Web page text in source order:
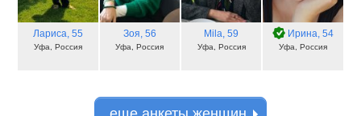
Лариса, 55
Уфа, Россия
Зоя, 56
Уфа, Россия
Mila, 59
Уфа, Россия
Ирина, 54
Уфа, Россия